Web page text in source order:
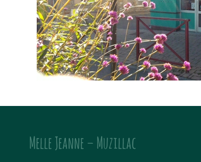
Melle Jeanne – Muzillac